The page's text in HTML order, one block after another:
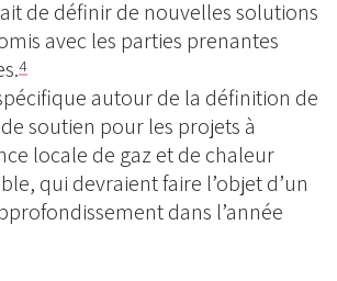
de définir de nouvelles solutions
avec les parties prenantes
4
autour de la définition de
soutien pour les projets à
locale de gaz et de chaleur
qui devraient faire l’objet d’un
dans l’année